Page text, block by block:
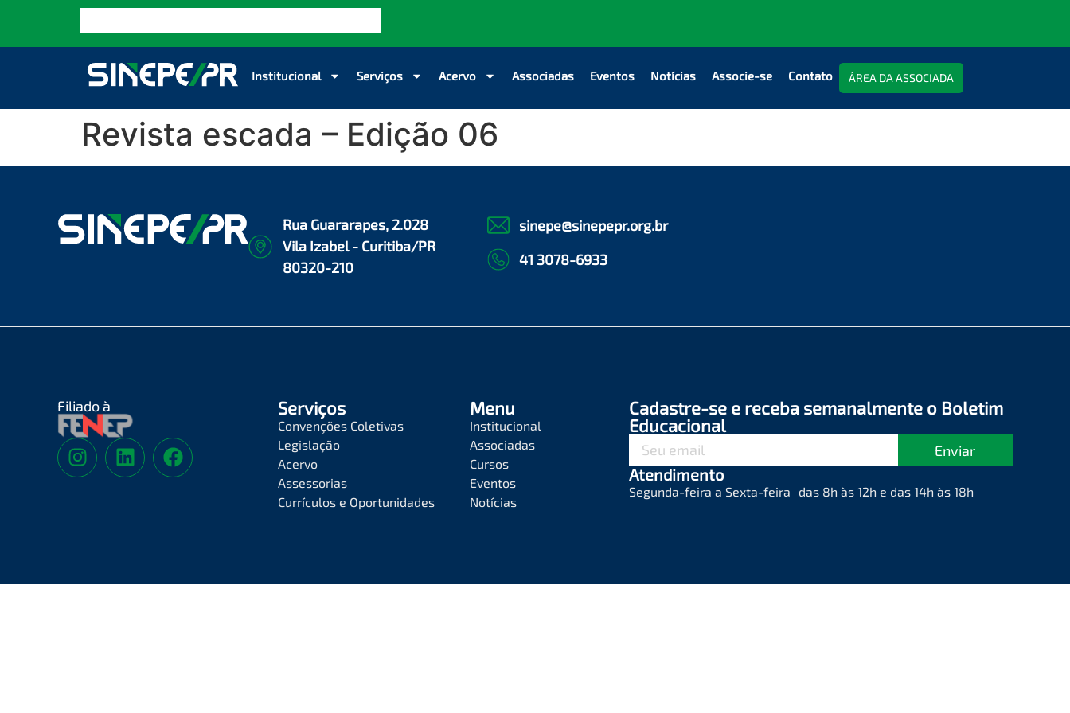
Institucional Serviços Acervo Associadas Eventos Notícias Associe-se Contato ÁREA DA ASSOCIADA
Revista escada – Edição 06
Rua Guararapes, 2.028
Vila Izabel - Curitiba/PR
80320-210
sinepe@sinepepr.org.br
41 3078-6933
Filiado à Serviços
Convenções Coletivas
Legislação
Acervo
Assessorias
Currículos e Oportunidades
Menu
Institucional
Associadas
Cursos
Eventos
Notícias
Cadastre-se e receba semanalmente o Boletim
Educacional
Enviar
Atendimento
Segunda-feira a Sexta-feira das 8h às 12h e das 14h às 18h